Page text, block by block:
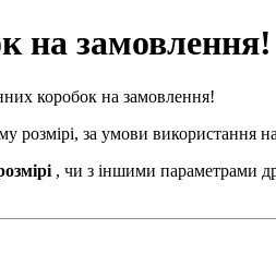
на замовлення!
коробок на замовлення!
розмірі, за умови використання
, чи з іншими параметрами